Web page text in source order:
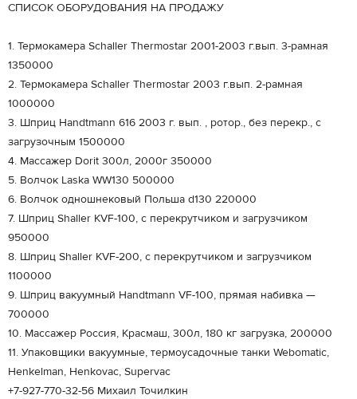
СПИСОК ОБОРУДОВАНИЯ НА ПРОДАЖУ
1. Термокамера Schaller Thermostar 2001-2003 г.вып. 3-рамная
1350000
2. Термокамера Schaller Thermostar 2003 г.вып. 2-рамная
1000000
3. Шприц Handtmann 616 2003 г. вып. , ротор., без перекр., с
загрузочным 1500000
4. Массажер Dorit 300л, 2000г 350000
5. Волчок Laska WW130 500000
6. Волчок одношнековый Польша d130 220000
7. Шприц Shaller KVF-100, с перекрутчиком и загрузчиком
950000
8. Шприц Shaller KVF-200, с перекрутчиком и загрузчиком
1100000
9. Шприц вакуумный Handtmann VF-100, прямая набивка —
700000
10. Массажер Россия, Красмаш, 300л, 180 кг загрузка, 200000
11. Упаковщики вакуумные, термоусадочные танки Webomatic,
Henkelman, Henkovac, Supervac
+7-927-770-32-56 Михаил Точилкин